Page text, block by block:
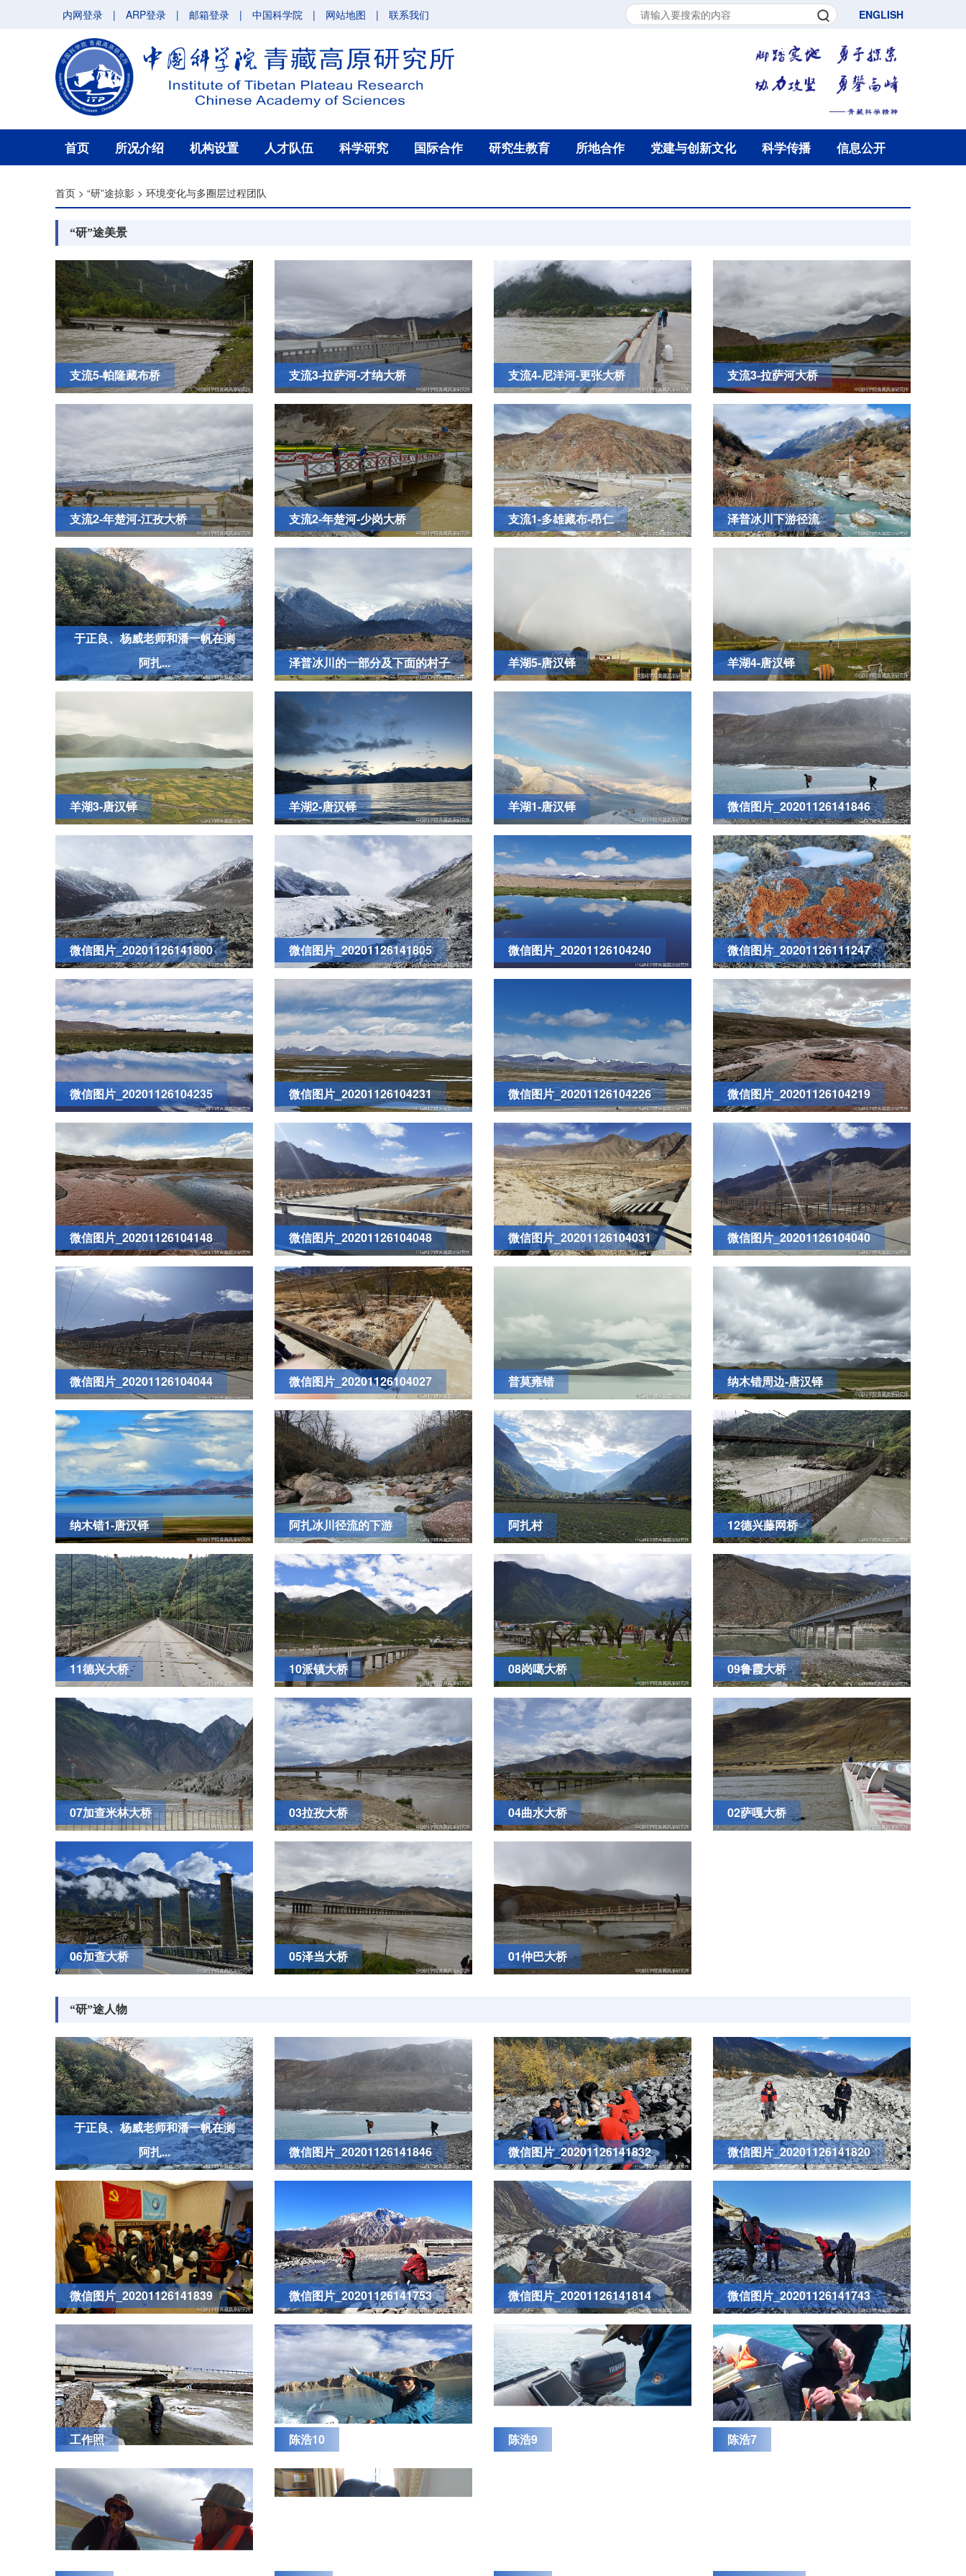
内网登录 | ARP登录 | 邮箱登录 | 中国科学院 | 网站地图 | 联系我们 ENGLISH
首页 所况介绍 机构设置 人才队伍 科学研究 国际合作 研究生教育 所地合作 党建与创新文化 科学传播 信息公开
首页 > “研”途掠影 > 环境变化与多圈层过程团队
“研”途美景
支流5-帕隆藏布桥 支流3-拉萨河-才纳大桥 支流4-尼洋河-更张大桥 支流3-拉萨河大桥
支流2-年楚河-江孜大桥 支流2-年楚河-少岗大桥 支流1-多雄藏布-昂仁 泽普冰川下游径流
于正良、杨威老师和潘一帆在测
阿扎...
泽普冰川的一部分及下面的村子 羊湖5-唐汉铎 羊湖4-唐汉铎
羊湖3-唐汉铎 羊湖2-唐汉铎 羊湖1-唐汉铎 微信图片_20201126141846
微信图片_20201126141800 微信图片_20201126141805 微信图片_20201126104240 微信图片_20201126111247
微信图片_20201126104235 微信图片_20201126104231 微信图片_20201126104226 微信图片_20201126104219
微信图片_20201126104148 微信图片_20201126104048 微信图片_20201126104031 微信图片_20201126104040
微信图片_20201126104044 微信图片_20201126104027 普莫雍错 纳木错周边-唐汉铎
纳木错1-唐汉铎 阿扎冰川径流的下游 阿扎村 12德兴藤网桥
11德兴大桥 10派镇大桥 08岗噶大桥 09鲁霞大桥
07加查米林大桥 03拉孜大桥 04曲水大桥 02萨嘎大桥
06加查大桥 05泽当大桥 01仲巴大桥
“研”途人物
于正良、杨威老师和潘一帆在测
阿扎...
微信图片_20201126141846 微信图片_20201126141832 微信图片_20201126141820
微信图片_20201126141839 微信图片_20201126141753 微信图片_20201126141814 微信图片_20201126141743
工作照 陈浩10 陈浩9 陈浩7